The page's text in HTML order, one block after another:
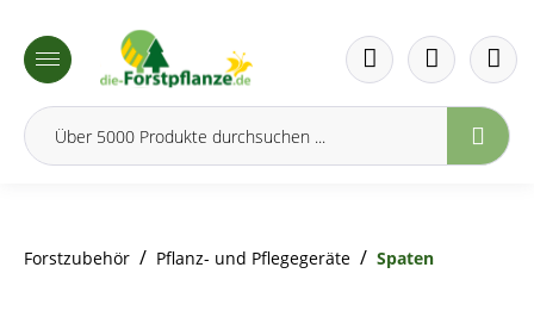
springen
Forstzubehör / Pflanz- und Pflegegeräte / Spaten